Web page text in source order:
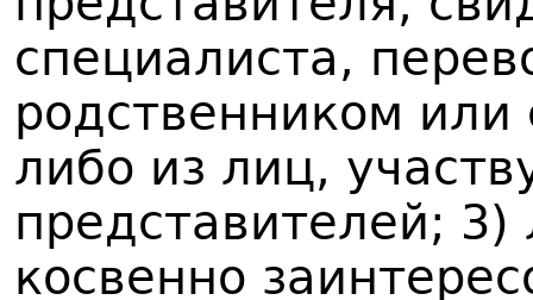
специалиста,
родственником или
либо из лиц,
представителей;
косвенно